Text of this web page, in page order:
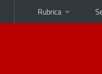
Rubrica